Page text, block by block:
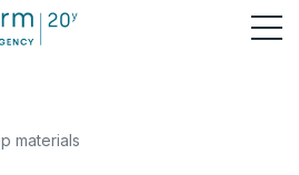
Pop materials
materials